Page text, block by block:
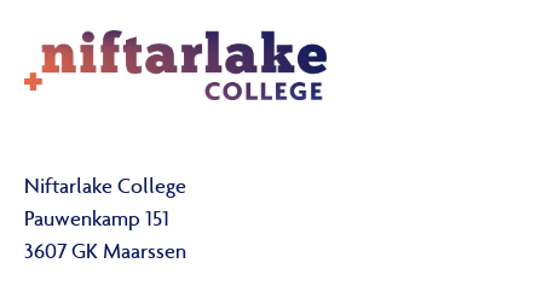
Niftarlake College
Pauwenkamp 151
3607 GK Maarssen